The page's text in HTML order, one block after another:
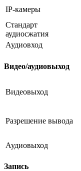
IP-камеры
Стандарт
аудиосжатия
Аудиовход
Видео/аудиовыход
Видеовыход
Разрешение вывода
Аудиовыход
Запись